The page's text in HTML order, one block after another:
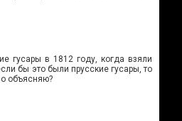
гусары в 1812 году, когда взяли
бы это были прусские гусары, то
объясняю?